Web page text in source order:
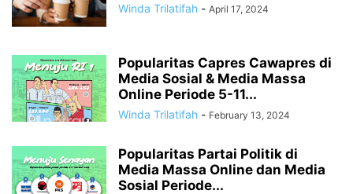
Winda Trilatifah - April 17, 2024
Popularitas Capres Cawapres di
Media Sosial & Media Massa
Online Periode 5-11...
Winda Trilatifah - February 13, 2024
Popularitas Partai Politik di
Media Massa Online dan Media
Sosial Periode...